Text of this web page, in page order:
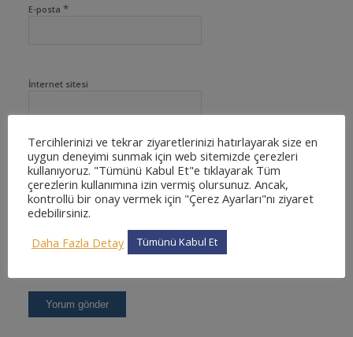
E-posta *
İnternet sitesi
Tercihlerinizi ve tekrar ziyaretlerinizi hatırlayarak size en
uygun deneyimi sunmak için web sitemizde çerezleri
kullanıyoruz. "Tümünü Kabul Et"e tıklayarak Tüm
çerezlerin kullanımına izin vermiş olursunuz. Ancak,
kontrollü bir onay vermek için "Çerez Ayarları"nı ziyaret
edebilirsiniz.
Daha Fazla Detay
Tümünü Kabul Et